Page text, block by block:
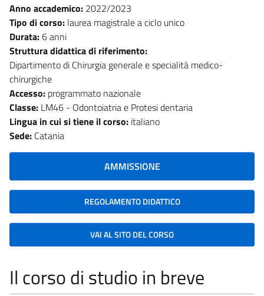
Anno accademico: 2022/2023
Tipo di corso: laurea magistrale a ciclo unico
Durata:6 anni
Struttura didattica di riferimento:
Dipartimento di Chirurgia generale e specialità medico-
chirurgiche
Accesso: programmato nazionale
Classe: LM46 - Odontoiatria e Protesi dentaria
Lingua in cui si tiene il corso: italiano
Sede: Catania
AMMISSIONE
REGOLAMENTO DIDATTICO
VAI AL SITO DEL CORSO
Il corso di studio in breve